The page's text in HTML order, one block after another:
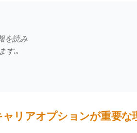
を読み
す…
リアオプションが重要な